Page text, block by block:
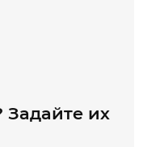
Задайте их